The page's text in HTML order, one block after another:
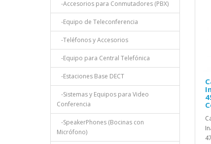
-Accesorios para Conmutadores (PBX)
-Equipo de Teleconferencia
-Teléfonos y Accesorios
-Equipo para Central Telefónica
-Estaciones Base DECT
-Sistemas y Equipos para Video
Conferencia
-SpeakerPhones (Bocinas con
Micrófono)